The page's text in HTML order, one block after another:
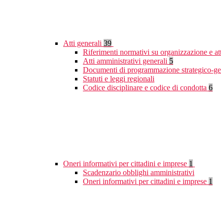
Atti generali 39
Riferimenti normativi su organizzazione e
Atti amministrativi generali 5
Documenti di programmazione strategico-
Statuti e leggi regionali
Codice disciplinare e codice di condotta 6
Oneri informativi per cittadini e imprese 1
Scadenzario obblighi amministrativi
Oneri informativi per cittadini e imprese 1